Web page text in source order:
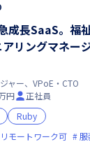
成長SaaS。福
リングマネー
ャー、VPoE・CTO
円
正社員
Ruby
リモートワーク可 服